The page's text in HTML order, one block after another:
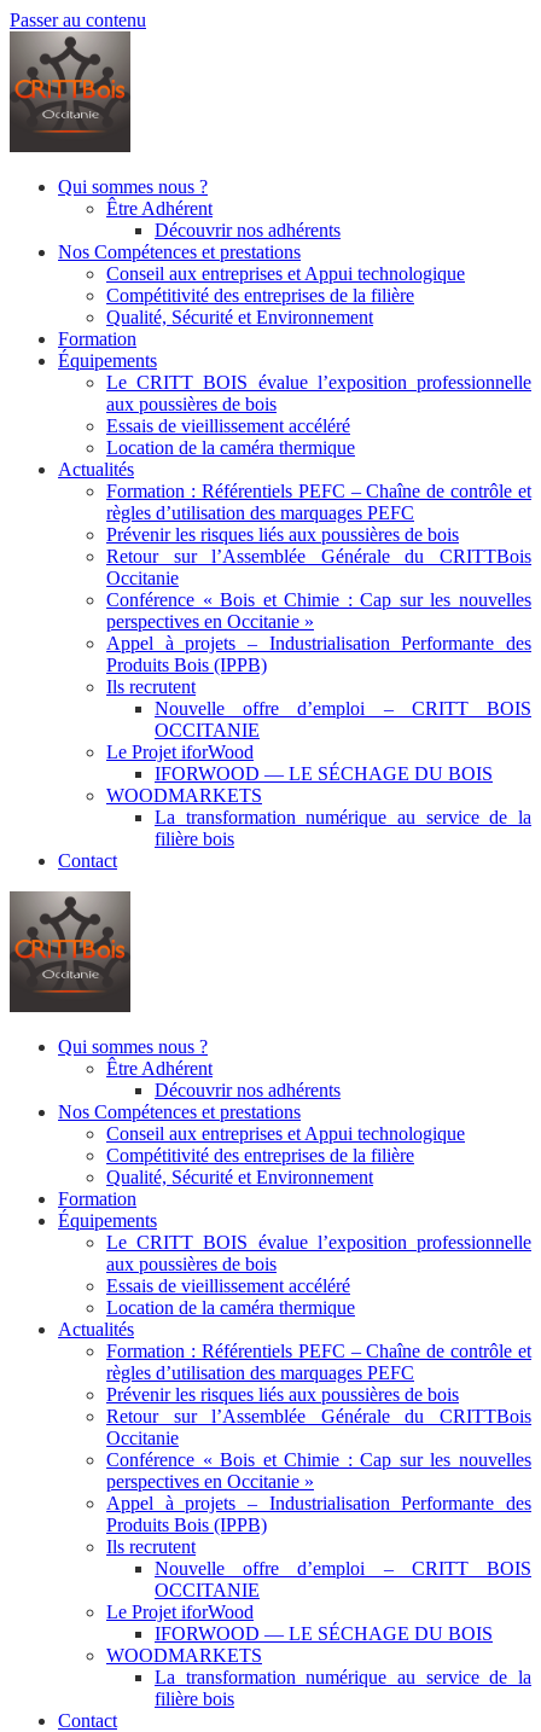
Passer au contenu
Qui sommes nous ?
Être Adhérent
Découvrir nos adhérents
Nos Compétences et prestations
Conseil aux entreprises et Appui technologique
Compétitivité des entreprises de la filière
Qualité, Sécurité et Environnement
Formation
Équipements
Le CRITT BOIS évalue l’exposition professionnelle
aux poussières de bois
Essais de vieillissement accéléré
Location de la caméra thermique
Actualités
Formation : Référentiels PEFC – Chaîne de contrôle et
règles d’utilisation des marquages PEFC
Prévenir les risques liés aux poussières de bois
Retour sur l’Assemblée Générale du CRITTBois
Occitanie
Conférence « Bois et Chimie : Cap sur les nouvelles
perspectives en Occitanie »
Appel à projets – Industrialisation Performante des
Produits Bois (IPPB)
Ils recrutent
Nouvelle offre d’emploi – CRITT BOIS
OCCITANIE
Le Projet iforWood
IFORWOOD — LE SÉCHAGE DU BOIS
WOODMARKETS
La transformation numérique au service de la
filière bois
Contact
Qui sommes nous ?
Être Adhérent
Découvrir nos adhérents
Nos Compétences et prestations
Conseil aux entreprises et Appui technologique
Compétitivité des entreprises de la filière
Qualité, Sécurité et Environnement
Formation
Équipements
Le CRITT BOIS évalue l’exposition professionnelle
aux poussières de bois
Essais de vieillissement accéléré
Location de la caméra thermique
Actualités
Formation : Référentiels PEFC – Chaîne de contrôle et
règles d’utilisation des marquages PEFC
Prévenir les risques liés aux poussières de bois
Retour sur l’Assemblée Générale du CRITTBois
Occitanie
Conférence « Bois et Chimie : Cap sur les nouvelles
perspectives en Occitanie »
Appel à projets – Industrialisation Performante des
Produits Bois (IPPB)
Ils recrutent
Nouvelle offre d’emploi – CRITT BOIS
OCCITANIE
Le Projet iforWood
IFORWOOD — LE SÉCHAGE DU BOIS
WOODMARKETS
La transformation numérique au service de la
filière bois
Contact